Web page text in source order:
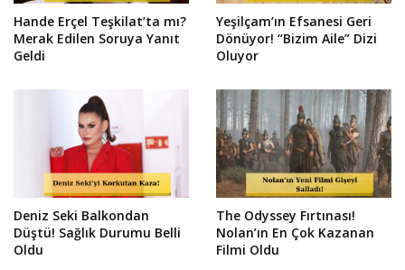
Hande Erçel Teşkilat’ta mı?
Merak Edilen Soruya Yanıt
Geldi
Yeşilçam’ın Efsanesi Geri
Dönüyor! “Bizim Aile” Dizi
Oluyor
Deniz Seki Balkondan
Düştü! Sağlık Durumu Belli
Oldu
The Odyssey Fırtınası!
Nolan’ın En Çok Kazanan
Filmi Oldu